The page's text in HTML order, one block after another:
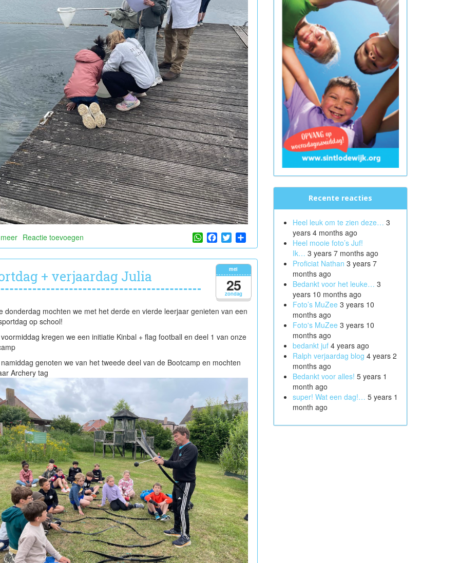
over
Een
dagje
in
de
Reactie toevoegen WhatsApp
Facebook
TwitterShare
zondag
mei
25
+ verjaardag Julia
donderdag mochten we met het derde en vierde leerjaar genieten van een
op school!
kregen we een initiatie Kinbal + flag football en deel 1 van onze
genoten we van het tweede deel van de Bootcamp en mochten
Archery tag
Recente reacties
Heel leuk om te zien deze… 3
years 4 months ago
Heel mooie foto’s Juf!
Ik… 3 years 7 months ago
Proficiat Nathan 3 years 7
months ago
Bedankt voor het leuke… 3
years 10 months ago
Foto’s MuZee 3 years 10
months ago
Foto's MuZee 3 years 10
months ago
bedankt juf 4 years ago
Ralph verjaardag blog 4 years 2
months ago
Bedankt voor alles! 5 years 1
month ago
super! Wat een dag!… 5 years 1
month ago